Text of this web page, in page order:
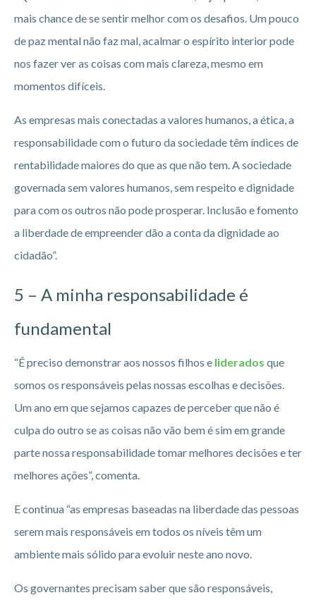
mais chance de se sentir melhor com os desafios. Um pouco
de paz mental não faz mal, acalmar o espírito interior pode
nos fazer ver as coisas com mais clareza, mesmo em
momentos difíceis.
As empresas mais conectadas a valores humanos, a ética, a
responsabilidade com o futuro da sociedade têm índices de
rentabilidade maiores do que as que não tem. A sociedade
governada sem valores humanos, sem respeito e dignidade
para com os outros não pode prosperar. Inclusão e fomento
a liberdade de empreender dão a conta da dignidade ao
cidadão”.
5 – A minha responsabilidade é
fundamental
“É preciso demonstrar aos nossos filhos e liderados que
somos os responsáveis pelas nossas escolhas e decisões.
Um ano em que sejamos capazes de perceber que não é
culpa do outro se as coisas não vão bem é sim em grande
parte nossa responsabilidade tomar melhores decisões e ter
melhores ações”, comenta.
E continua “as empresas baseadas na liberdade das pessoas
serem mais responsáveis em todos os níveis têm um
ambiente mais sólido para evoluir neste ano novo.
Os governantes precisam saber que são responsáveis,